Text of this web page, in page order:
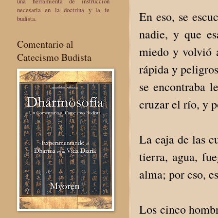
En eso, se
nadie, y que
miedo y volvió
rápida y
se encontraba
cruzar el río, y
La caja de las
tierra, agua,
alma; por eso,
Los cinco
necesaria en la doctrina y la fe
budista.
Comentario al
Catecismo Budista